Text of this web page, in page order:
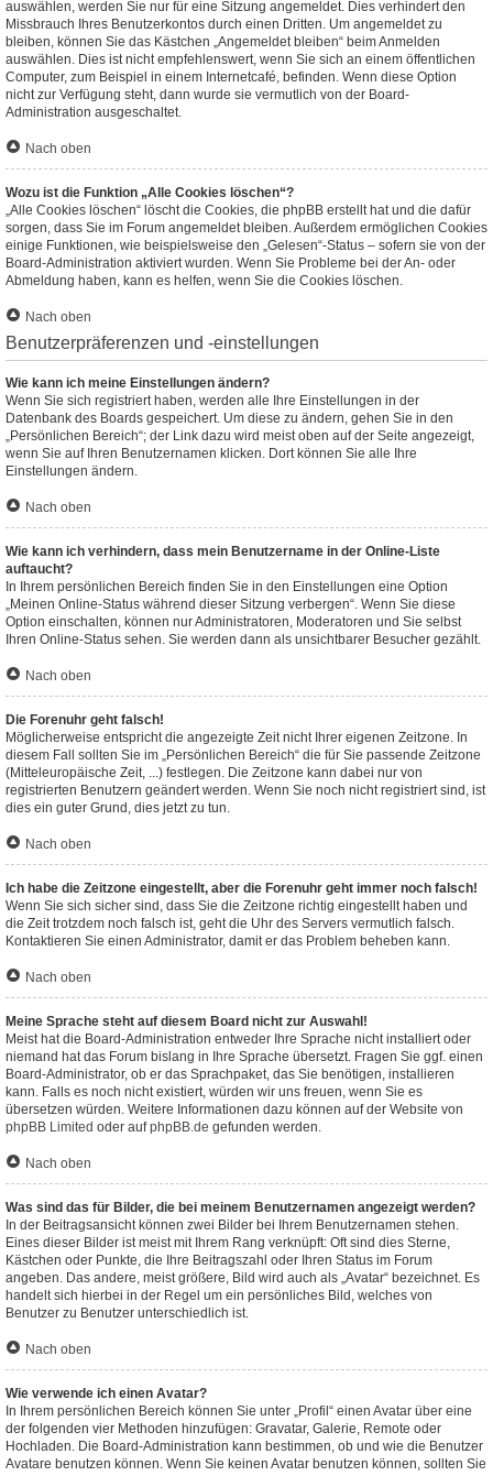
auswählen, werden Sie nur für eine Sitzung angemeldet. Dies verhindert den
Missbrauch Ihres Benutzerkontos durch einen Dritten. Um angemeldet zu
bleiben, können Sie das Kästchen „Angemeldet bleiben“ beim Anmelden
auswählen. Dies ist nicht empfehlenswert, wenn Sie sich an einem öffentlichen
Computer, zum Beispiel in einem Internetcafé, befinden. Wenn diese Option
nicht zur Verfügung steht, dann wurde sie vermutlich von der Board-
Administration ausgeschaltet.
Nach oben
Wozu ist die Funktion „Alle Cookies löschen“?
„Alle Cookies löschen“ löscht die Cookies, die phpBB erstellt hat und die dafür
sorgen, dass Sie im Forum angemeldet bleiben. Außerdem ermöglichen Cookies
einige Funktionen, wie beispielsweise den „Gelesen“-Status – sofern sie von der
Board-Administration aktiviert wurden. Wenn Sie Probleme bei der An- oder
Abmeldung haben, kann es helfen, wenn Sie die Cookies löschen.
Nach oben
Benutzerpräferenzen und -einstellungen
Wie kann ich meine Einstellungen ändern?
Wenn Sie sich registriert haben, werden alle Ihre Einstellungen in der
Datenbank des Boards gespeichert. Um diese zu ändern, gehen Sie in den
„Persönlichen Bereich“; der Link dazu wird meist oben auf der Seite angezeigt,
wenn Sie auf Ihren Benutzernamen klicken. Dort können Sie alle Ihre
Einstellungen ändern.
Nach oben
Wie kann ich verhindern, dass mein Benutzername in der Online-Liste
auftaucht?
In Ihrem persönlichen Bereich finden Sie in den Einstellungen eine Option
„Meinen Online-Status während dieser Sitzung verbergen“. Wenn Sie diese
Option einschalten, können nur Administratoren, Moderatoren und Sie selbst
Ihren Online-Status sehen. Sie werden dann als unsichtbarer Besucher gezählt.
Nach oben
Die Forenuhr geht falsch!
Möglicherweise entspricht die angezeigte Zeit nicht Ihrer eigenen Zeitzone. In
diesem Fall sollten Sie im „Persönlichen Bereich“ die für Sie passende Zeitzone
(Mitteleuropäische Zeit, ...) festlegen. Die Zeitzone kann dabei nur von
registrierten Benutzern geändert werden. Wenn Sie noch nicht registriert sind, ist
dies ein guter Grund, dies jetzt zu tun.
Nach oben
Ich habe die Zeitzone eingestellt, aber die Forenuhr geht immer noch falsch!
Wenn Sie sich sicher sind, dass Sie die Zeitzone richtig eingestellt haben und
die Zeit trotzdem noch falsch ist, geht die Uhr des Servers vermutlich falsch.
Kontaktieren Sie einen Administrator, damit er das Problem beheben kann.
Nach oben
Meine Sprache steht auf diesem Board nicht zur Auswahl!
Meist hat die Board-Administration entweder Ihre Sprache nicht installiert oder
niemand hat das Forum bislang in Ihre Sprache übersetzt. Fragen Sie ggf. einen
Board-Administrator, ob er das Sprachpaket, das Sie benötigen, installieren
kann. Falls es noch nicht existiert, würden wir uns freuen, wenn Sie es
übersetzen würden. Weitere Informationen dazu können auf der Website von
phpBB Limited oder aufphpBB.de gefunden werden.
Nach oben
Was sind das für Bilder, die bei meinem Benutzernamen angezeigt werden?
In der Beitragsansicht können zwei Bilder bei Ihrem Benutzernamen stehen.
Eines dieser Bilder ist meist mit Ihrem Rang verknüpft: Oft sind dies Sterne,
Kästchen oder Punkte, die Ihre Beitragszahl oder Ihren Status im Forum
angeben. Das andere, meist größere, Bild wird auch als „Avatar“ bezeichnet. Es
handelt sich hierbei in der Regel um ein persönliches Bild, welches von
Benutzer zu Benutzer unterschiedlich ist.
Nach oben
Wie verwende ich einen Avatar?
In Ihrem persönlichen Bereich können Sie unter „Profil“ einen Avatar über eine
der folgenden vier Methoden hinzufügen: Gravatar, Galerie, Remote oder
Hochladen. Die Board-Administration kann bestimmen, ob und wie die Benutzer
Avatare benutzen können. Wenn Sie keinen Avatar benutzen können, sollten Sie